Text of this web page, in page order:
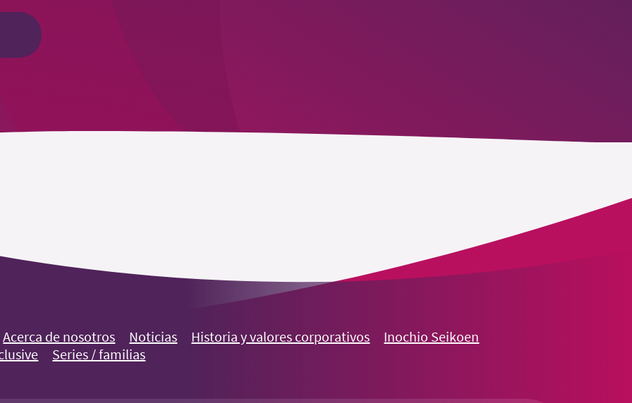
Acerca de nosotros Noticias Historia y valores corporativos
Inochio Seikoen
Series / familias